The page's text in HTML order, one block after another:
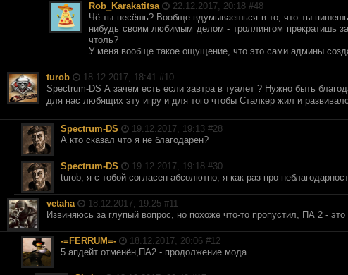
Rob_Karakatitsa 22.12.2017, 20:18 #48
Чё ты несёшь? Вообще вдумываешься в то, что ты
нибудь своим любимым делом - троллингом прекратишь
чтоль?
У меня вообще такое ощущение, что это сами админы
turob 18.12.2017, 18:41 #10
Spectrum-DS А зачем есть если завтра в туалет ? Нужно быть
для нас любящих эту игру и для того чтобы Сталкер жил и
Spectrum-DS 19.12.2017, 19:13 #28
А кто сказал что я не благодарен?
Spectrum-DS 19.12.2017, 19:18 #30
turob, я с тобой согласен абсолютно, я как раз про
vetaha 18.12.2017, 19:25 #11
Извиняюсь за глупый вопрос, но похоже что-то пропустил, ПА 2 -
-=FERRUM=- 18.12.2017, 20:06 #12
5 апдейт отменён,ПА2 - продолжение мода.